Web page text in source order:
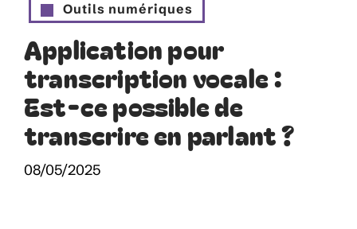
Outils numériques
Application pour
transcription vocale :
Est-ce possible de
transcrire en parlant ?
08/05/2025